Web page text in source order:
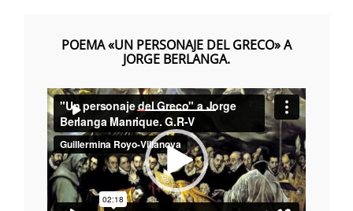
POEMA «UN PERSONAJE DEL GRECO» A
JORGE BERLANGA.
Reproductor
de
vídeo
00:00 00:00